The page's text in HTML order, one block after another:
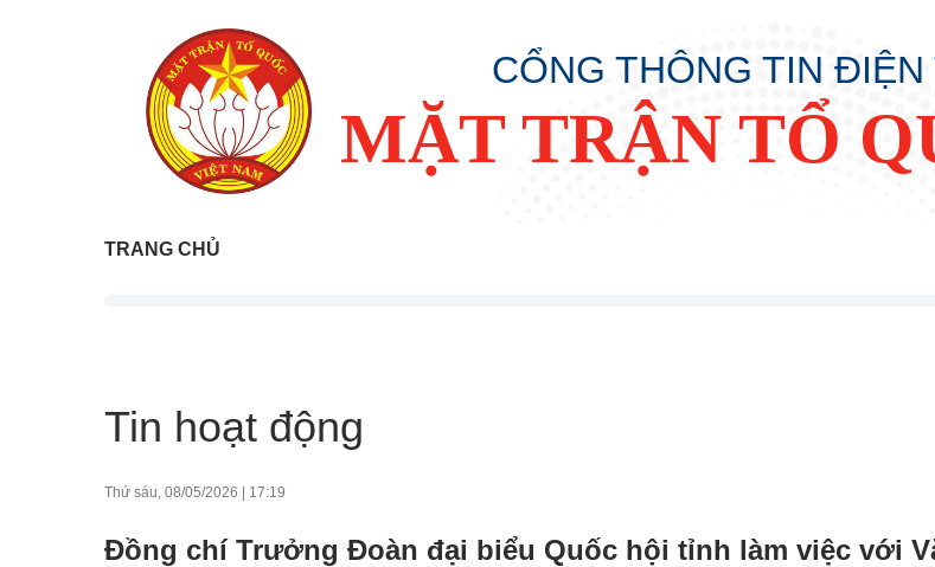
CỔNG THÔNG TIN
MẶT TRẬN TỔ
TRANG CHỦ
Tin hoạt động
Thứ sáu, 08/05/2026 | 17:19
Đồng chí Trưởng Đoàn đại biểu Quốc hội tỉnh làm việc với